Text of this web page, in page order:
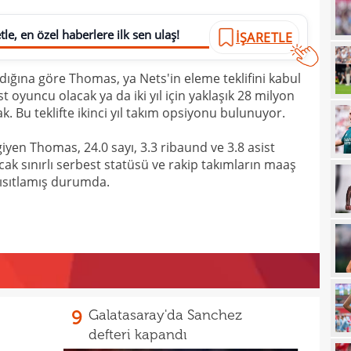
en özel haberlere ilk sen ulaş! İŞARETLE
göre Thomas, ya Nets'in eleme teklifini kabul
oyuncu olacak ya da iki yıl için yaklaşık 28 milyon
Bu teklifte ikinci yıl takım opsiyonu bulunuyor.
Thomas, 24.0 sayı, 3.3 ribaund ve 3.8 asist
sınırlı serbest statüsü ve rakip takımların maaş
durumda.
9 Galatasaray'da Sanchez
defteri kapandı
gitti